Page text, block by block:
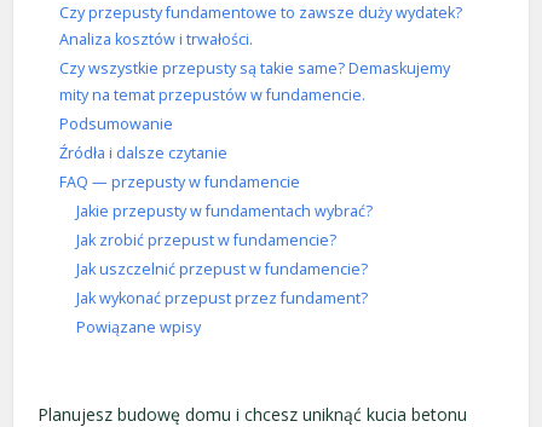
Czy przepusty fundamentowe to zawsze duży wydatek?
Analiza kosztów i trwałości.
Czy wszystkie przepusty są takie same? Demaskujemy
mity na temat przepustów w fundamencie.
Podsumowanie
Źródła i dalsze czytanie
FAQ — przepusty w fundamencie
Jakie przepusty w fundamentach wybrać?
Jak zrobić przepust w fundamencie?
Jak uszczelnić przepust w fundamencie?
Jak wykonać przepust przez fundament?
Powiązane wpisy
Planujesz budowę domu i chcesz uniknąć kucia betonu